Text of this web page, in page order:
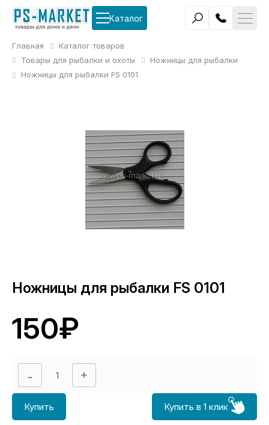
Каталог
Главная
Каталог товаров
Товары для рыбалки и охоты
Ножницы для рыбалки
Ножницы для рыбалки FS 0101
Ножницы для рыбалки FS 0101
150₽
Купить Купить в 1 клик